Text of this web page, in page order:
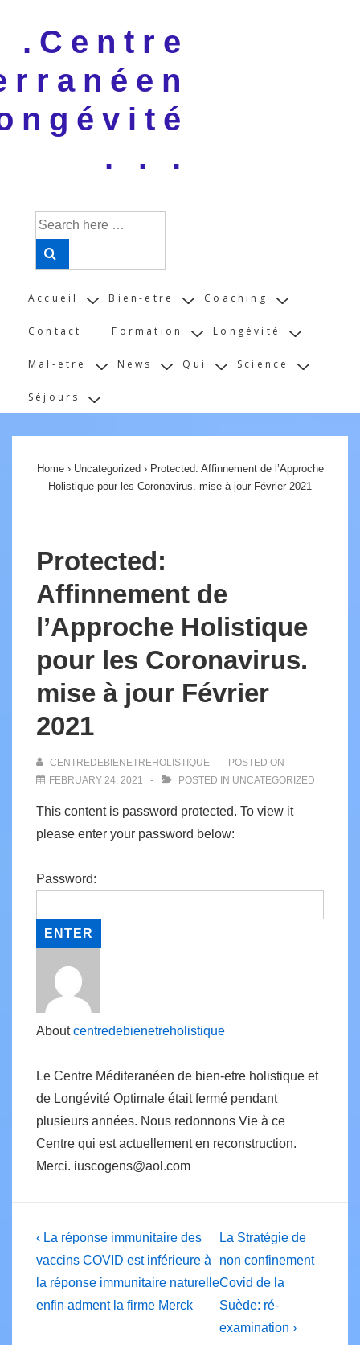
Main
.Centre
. . .
Search
for:
Main
Accueil Bien-etre Coaching
Contact Formation Longévité
Mal-etre News Qui Science
Séjours
Home › Uncategorized › Protected: Affinnement de l’Approche
Holistique pour les Coronavirus. mise à jour Février 2021
Protected:
Affinnement de
l’Approche Holistique
pour les Coronavirus.
mise à jour Février
2021
CENTREDEBIENETREHOLISTIQUE
POSTED ON
FEBRUARY 24, 2021
POSTED IN UNCATEGORIZED
This content is password protected. To view it
please enter your password below:
Password:
Aboutcentredebienetreholistique
Le Centre Méditeranéen de bien-etre holistique et
de Longévité Optimale était fermé pendant
plusieurs années. Nous redonnons Vie à ce
Centre qui est actuellement en reconstruction.
Merci. iuscogens@aol.com
Post
navigation
Previous
Post
is
‹ La réponse immunitaire des
vaccins COVID est inférieure à
la réponse immunitaire naturelle
enfin adment la firme Merck
Next
Post
is
La Stratégie de
non confinement
Covid de la
Suède: ré-
examination ›